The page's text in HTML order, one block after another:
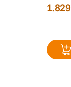
1.829